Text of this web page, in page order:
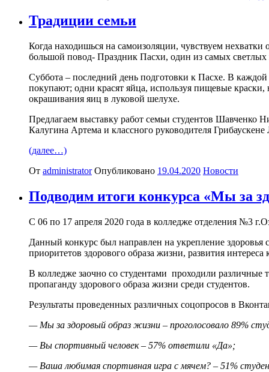
Традиции семьи
Когда находишься на самоизоляции, чувствуем
большой повод- Праздник Пасхи, один из самых
Суббота – последний день подготовки к Пасхе. В
покупают; одни красят яйца, используя пищевые
окрашивания яиц в луковой шелухе.
Предлагаем выставку работ семьи студентов
Калугина Артема и классного руководителя
(далее…)
От administrator Опубликовано 19.04.2020 Новости
Подводим итоги конкурса «Мы за
С 06 по 17 апреля 2020 года в колледже отделения №3
Данный конкурс был направлен на укрепление здоровья
приоритетов здорового образа жизни, развития интереса
В колледже заочно со студентами проходили
пропаганду здорового образа жизни среди студентов.
Результаты проведенных различных соцопросов в
— Мы за здоровый образ жизни – проголосовало 89%
— Вы спортивный человек – 57% ответили «Да»;
— Ваша любимая спортивная игра с мячем? – 51%